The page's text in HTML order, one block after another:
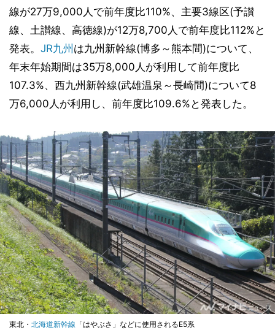
線が27万9,000人で前年度比110%、主要3線区(予讃
線、土讃線、高徳線)が12万8,700人で前年度比112%と
発表。 JR九州 は九州新幹線(博多～熊本間)について、
年末年始期間は35万8,000人が利用して前年度比
107.3%、西九州新幹線(武雄温泉～長崎間)について8
万6,000人が利用し、前年度比109.6%と発表した。
東北・ 北海道新幹線 「はやぶさ」などに使用されるE5系